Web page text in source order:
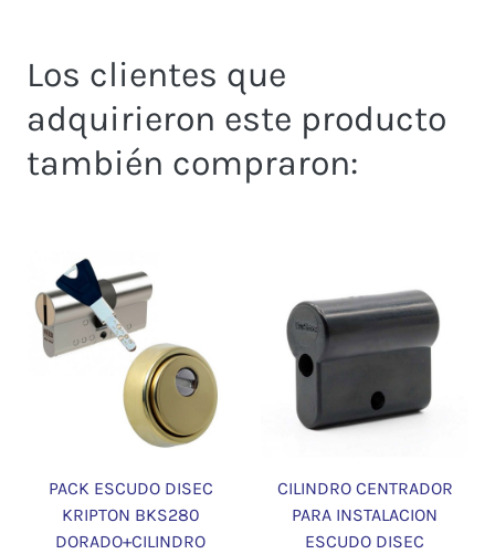
Los clientes que
adquirieron este producto
también compraron:
PACK ESCUDO DISEC
KRIPTON BKS280
DORADO+CILINDRO
CILINDRO CENTRADOR
PARA INSTALACION
ESCUDO DISEC